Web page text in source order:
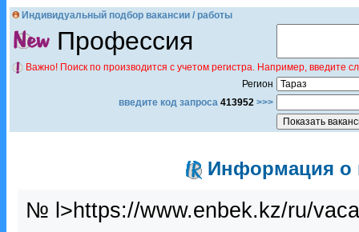
Индивидуальный подбор вакансии / работы
Профессия
Важно! Поиск по производится с учетом регистра. Например,
Регион
введите код запроса 413952 >>>
Информация о
№ l>https://www.enbek.kz/ru/